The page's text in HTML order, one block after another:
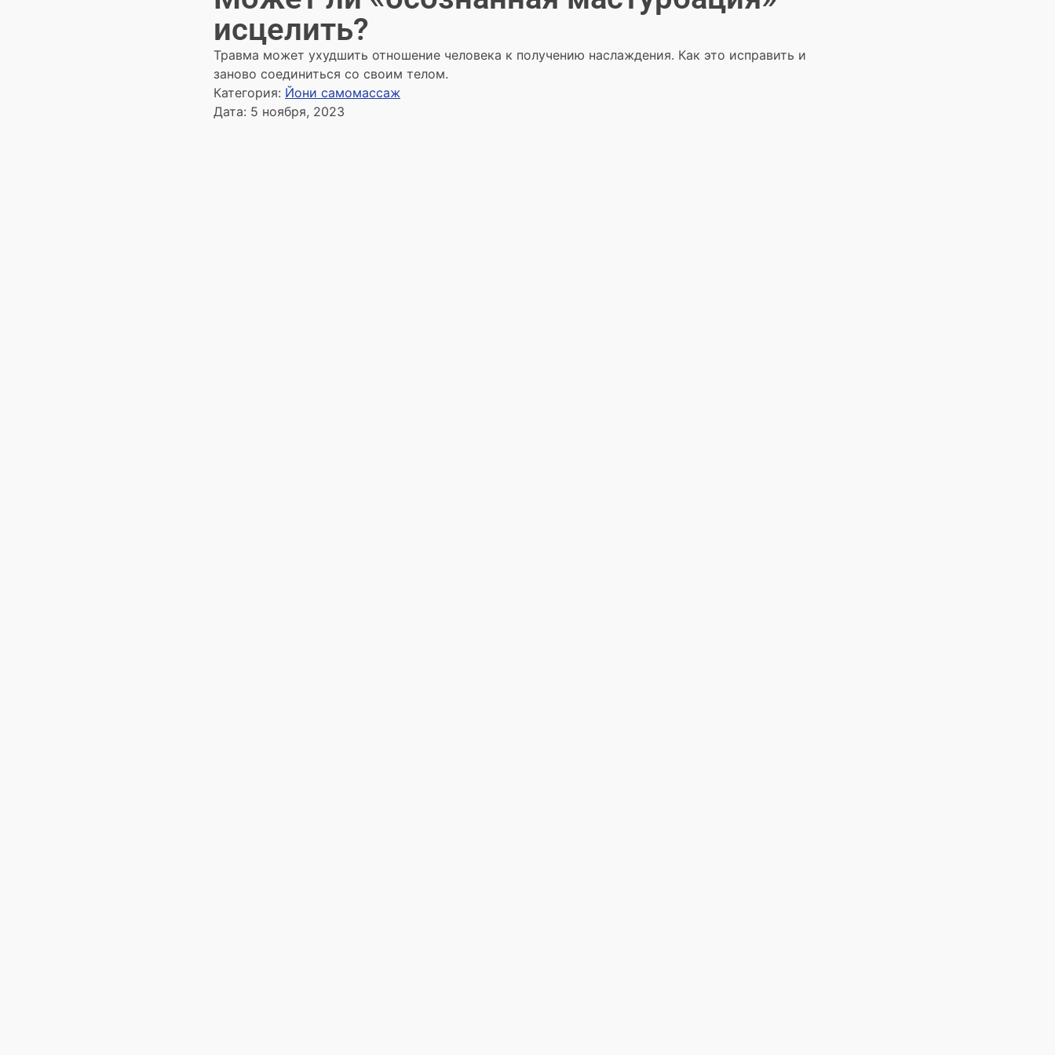
исцелить?
Травма может ухудшить отношение человека к получению наслаждения. Как это исправить и
заново соединиться со своим телом.
Категория: Йони самомассаж
Дата: 5 ноября, 2023